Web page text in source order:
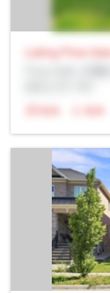
Listing Price
N/A
N/A